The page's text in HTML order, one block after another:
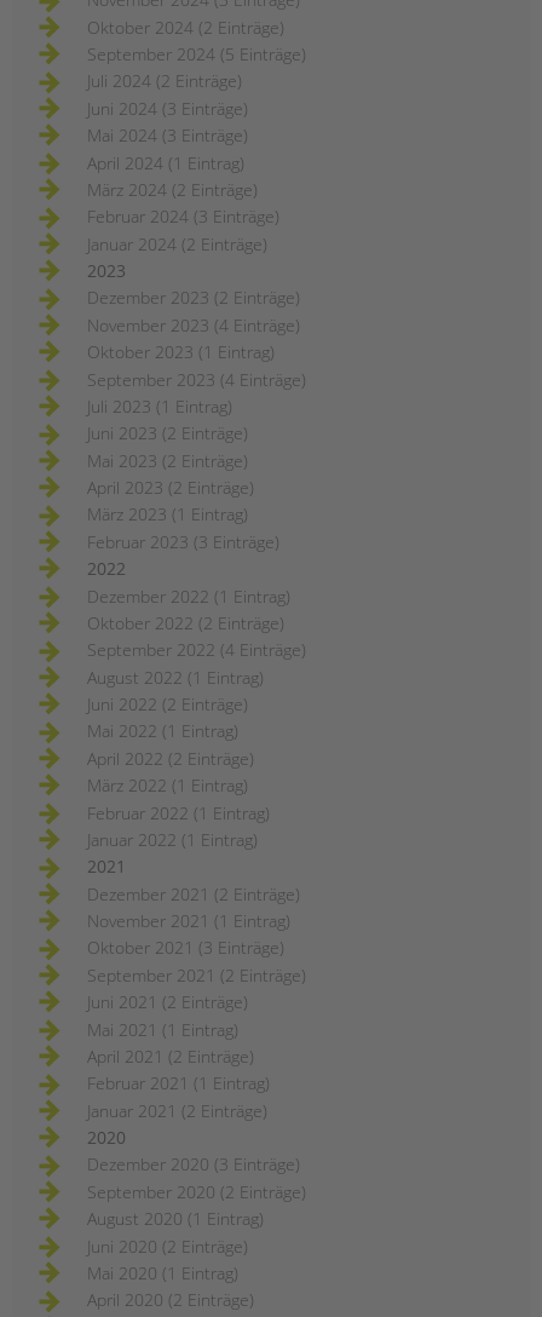
Oktober 2024 (2 Einträge)
September 2024 (5 Einträge)
Juli 2024 (2 Einträge)
Juni 2024 (3 Einträge)
Mai 2024 (3 Einträge)
April 2024 (1 Eintrag)
März 2024 (2 Einträge)
Februar 2024 (3 Einträge)
Januar 2024 (2 Einträge)
2023
Dezember 2023 (2 Einträge)
November 2023 (4 Einträge)
Oktober 2023 (1 Eintrag)
September 2023 (4 Einträge)
Juli 2023 (1 Eintrag)
Juni 2023 (2 Einträge)
Mai 2023 (2 Einträge)
April 2023 (2 Einträge)
März 2023 (1 Eintrag)
Februar 2023 (3 Einträge)
2022
Dezember 2022 (1 Eintrag)
Oktober 2022 (2 Einträge)
September 2022 (4 Einträge)
August 2022 (1 Eintrag)
Juni 2022 (2 Einträge)
Mai 2022 (1 Eintrag)
April 2022 (2 Einträge)
März 2022 (1 Eintrag)
Februar 2022 (1 Eintrag)
Januar 2022 (1 Eintrag)
2021
Dezember 2021 (2 Einträge)
November 2021 (1 Eintrag)
Oktober 2021 (3 Einträge)
September 2021 (2 Einträge)
Juni 2021 (2 Einträge)
Mai 2021 (1 Eintrag)
April 2021 (2 Einträge)
Februar 2021 (1 Eintrag)
Januar 2021 (2 Einträge)
2020
Dezember 2020 (3 Einträge)
September 2020 (2 Einträge)
August 2020 (1 Eintrag)
Juni 2020 (2 Einträge)
Mai 2020 (1 Eintrag)
April 2020 (2 Einträge)